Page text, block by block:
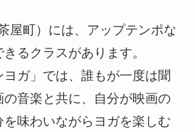
屋町）には、アップテンポな
るクラスがあります。
ヨガ」では、誰もが一度は聞
音楽と共に、自分が映画の
味わいながらヨガを楽しむ